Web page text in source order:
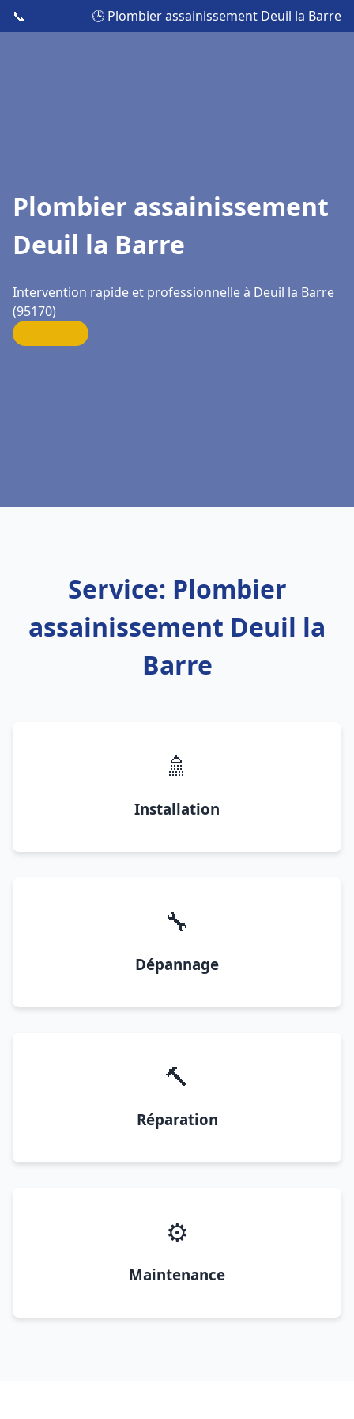
📞 🕒 Plombier assainissement Deuil la Barre
Plombier assainissement
Deuil la Barre
Intervention rapide et professionnelle à Deuil la Barre
(95170)
Service: Plombier
assainissement Deuil la
Barre
🚿
Installation
🔧
Dépannage
🔨
Réparation
⚙️
Maintenance